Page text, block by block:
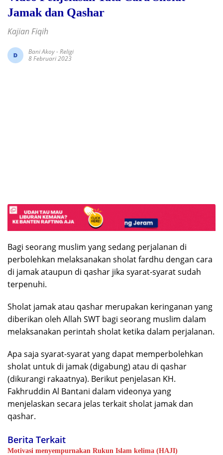
Jamak dan Qashar
Kajian Fiqih
Bani Akoy-Religi
8 Februari 2023
Bagi seorang muslim yang sedang perjalanan di
perbolehkan melaksanakan sholat fardhu dengan cara
di jamak ataupun di qashar jika syarat-syarat sudah
terpenuhi.
Sholat jamak atau qashar merupakan keringanan yang
diberikan oleh Allah SWT bagi seorang muslim dalam
melaksanakan perintah sholat ketika dalam perjalanan.
Apa saja syarat-syarat yang dapat memperbolehkan
sholat untuk di jamak (digabung) atau di qashar
(dikurangi rakaatnya). Berikut penjelasan KH.
Fakhruddin Al Bantani dalam videonya yang
menjelaskan secara jelas terkait sholat jamak dan
qashar.
Berita Terkait
Motivasi menyempurnakan Rukun Islam kelima (HAJI)